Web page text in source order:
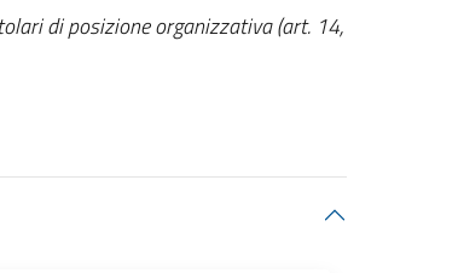
di posizione organizzativa (art. 14,